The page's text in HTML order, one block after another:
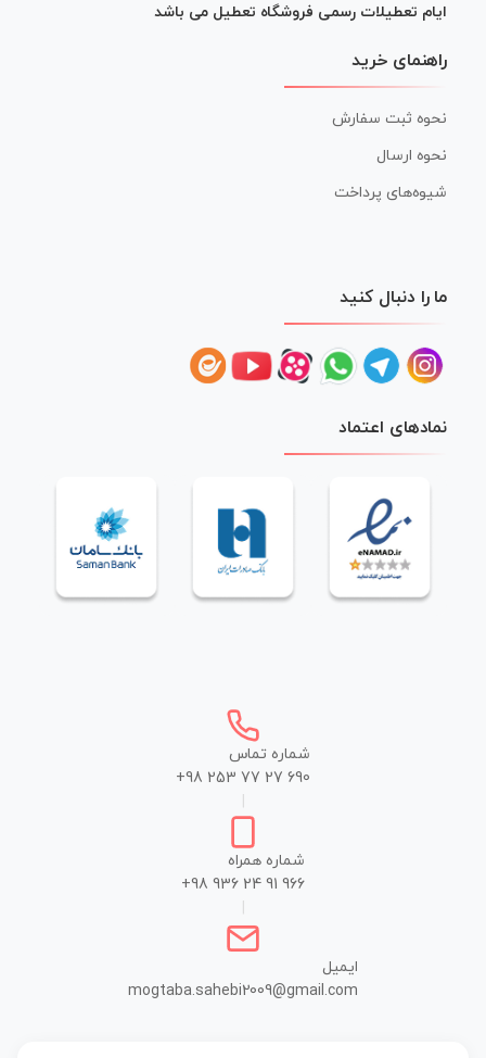
ایام تعطیلات رسمی فروشگاه تعطیل می باشد
راهنمای خرید
نحوه ثبت سفارش
نحوه ارسال
شیوه‌های پرداخت
ما را دنبال کنید
نمادهای اعتماد
شماره تماس
+98 253 77 27 690
شماره همراه
+98 936 24 91 966
ایمیل
mogtaba.sahebi2009@gmail.com